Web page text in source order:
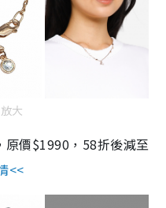
大
價$1990，58折後減至
<<